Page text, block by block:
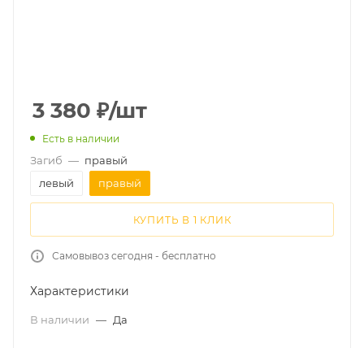
3 380 ₽/шт
Есть в наличии
Загиб — правый
левый
правый
КУПИТЬ В 1 КЛИК
Самовывоз сегодня - бесплатно
Характеристики
В наличии — Да